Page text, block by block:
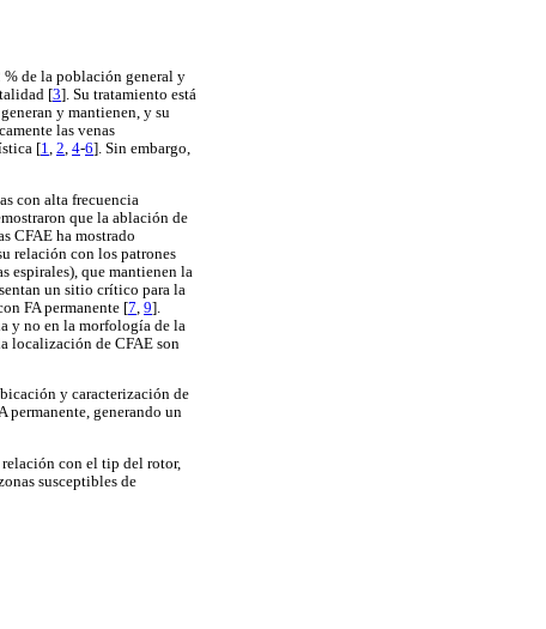
de la población general y
[3]. Su tratamiento está
y mantienen, y su
las venas
[1, 2, 4-6]. Sin embargo,
con alta frecuencia
que la ablación de
CFAE ha mostrado
relación con los patrones
espirales), que mantienen la
un sitio crítico para la
FA permanente [7 9].
y no en la morfología de la
localización de CFAE son
y caracterización de
permanente, generando un
relación con el tip del rotor,
susceptibles de